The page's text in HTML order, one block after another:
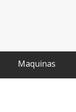
Maquinas